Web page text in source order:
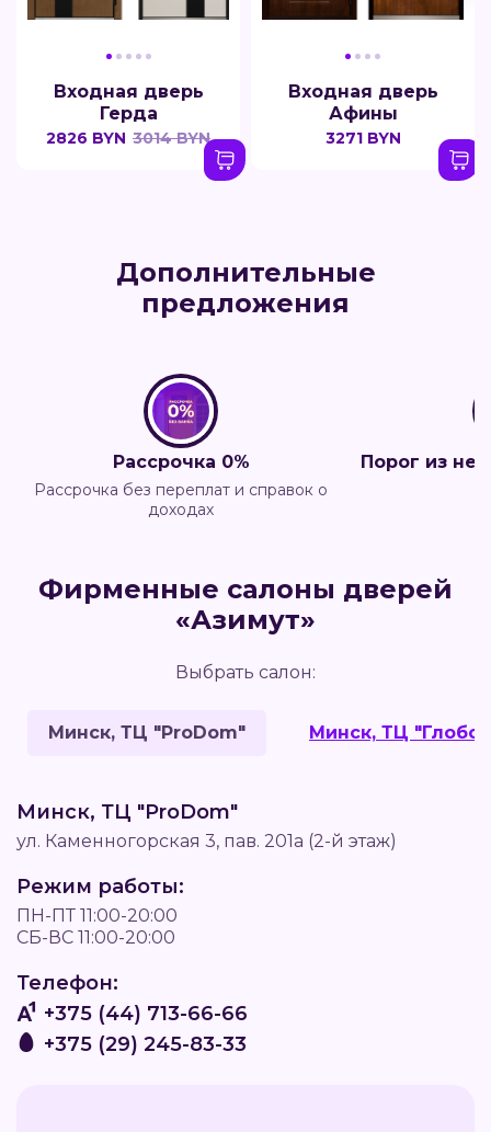
Входная дверь
Герда
2826 BYN 3014 BYN
Входная дверь
Афины
3271 BYN
Дополнительные
предложения
Рассрочка 0%
Рассрочка без переплат и справок о
доходах
Порог из
Фирменные салоны дверей
«Азимут»
Выбрать салон:
Минск, ТЦ "ProDom" Минск, ТЦ "Глобо"
Минск, ТЦ "ProDom"
ул. Каменногорская 3, пав. 201а (2-й этаж)
Режим работы:
ПН-ПТ 11:00-20:00
СБ-ВС 11:00-20:00
Телефон:
+375 (44) 713-66-66
+375 (29) 245-83-33